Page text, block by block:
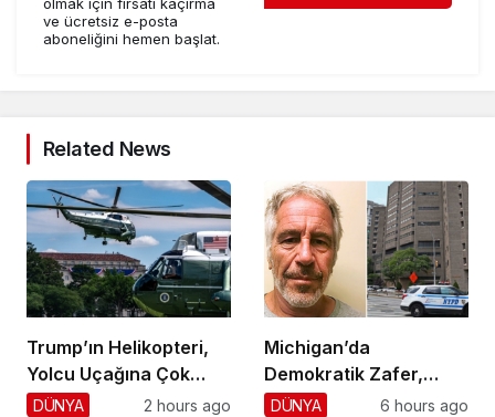
olmak için fırsatı kaçırma
ve ücretsiz e-posta
aboneliğini hemen başlat.
Related News
Trump’ın Helikopteri,
Yolcu Uçağına Çok
Yaklaştı!
DÜNYA 2 hours ago
Michigan’da
Demokratik Zafer,
Cumhuriyetçilere
DÜNYA 6 hours ago